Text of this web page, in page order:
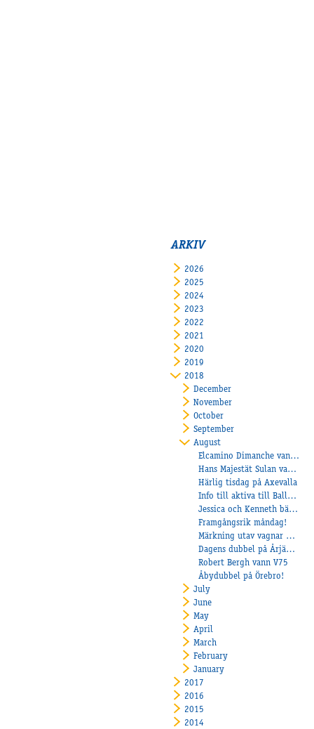
ARKIV
2026
2025
2024
2023
2022
2021
2020
2019
2018
December
November
October
September
August
Elcamino Dimanche vann på Örebro!
Hans Majestät Sulan vann lopp!
Härlig tisdag på Axevalla
Info till aktiva till Balltorp!
Jessica och Kenneth bäst på Årjäng!
Framgångsrik måndag!
Märkning utav vagnar på Höglanda
Dagens dubbel på Årjäng för Veijo!
Robert Bergh vann V75
Åbydubbel på Örebro!
July
June
May
April
March
February
January
2017
2016
2015
2014